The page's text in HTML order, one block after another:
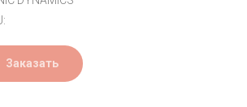
Заказать